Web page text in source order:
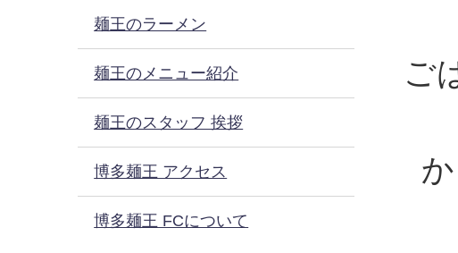
ご
麺王のラーメン
麺王のメニュー紹介
麺王のスタッフ 挨拶
博多麺王 アクセス
博多麺王 FCについて